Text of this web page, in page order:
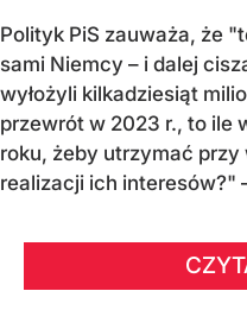
Polityk PiS zauważa, że
sami Niemcy – i dalej
wyłożyli kilkadziesiąt
przewrót w 2023 r., to ile
roku, żeby utrzymać przy
realizacji ich interesów?"